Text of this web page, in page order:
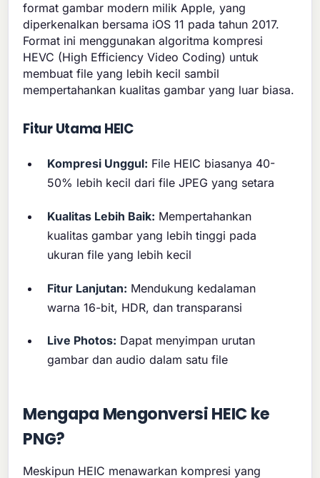
format gambar modern milik Apple, yang
diperkenalkan bersama iOS 11 pada tahun 2017.
Format ini menggunakan algoritma kompresi
HEVC (High Efficiency Video Coding) untuk
membuat file yang lebih kecil sambil
mempertahankan kualitas gambar yang luar biasa.
Fitur Utama HEIC
Kompresi Unggul: File HEIC biasanya 40-
50% lebih kecil dari file JPEG yang setara
Kualitas Lebih Baik: Mempertahankan
kualitas gambar yang lebih tinggi pada
ukuran file yang lebih kecil
Fitur Lanjutan: Mendukung kedalaman
warna 16-bit, HDR, dan transparansi
Live Photos: Dapat menyimpan urutan
gambar dan audio dalam satu file
Mengapa Mengonversi HEIC ke
PNG?
Meskipun HEIC menawarkan kompresi yang